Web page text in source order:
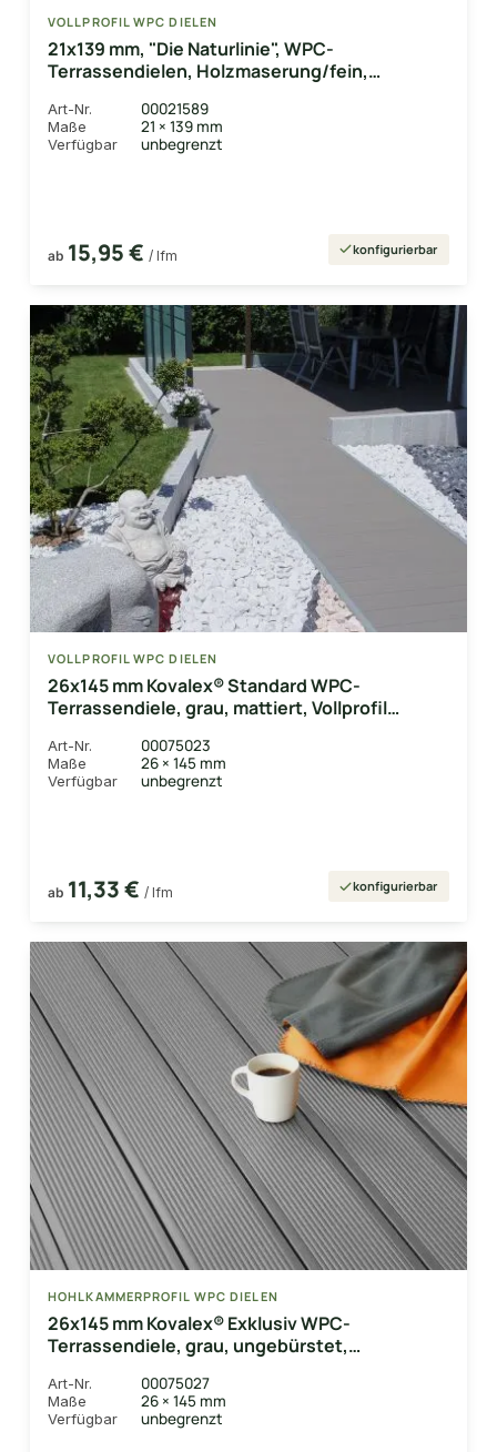
VOLLPROFIL WPC DIELEN
21x139 mm, "Die Naturlinie", WPC-
Terrassendielen, Holzmaserung/fein,
Art-Nr. 00021589
Maße 21 × 139 mm
Verfügbar unbegrenzt
ab 15,95 € / lfm konfigurierbar
VOLLPROFIL WPC DIELEN
26x145 mm Kovalex® Standard WPC-
Terrassendiele, grau, mattiert, Vollprofil
Art-Nr. 00075023
Maße 26 × 145 mm
Verfügbar unbegrenzt
ab 11,33 € / lfm konfigurierbar
HOHLKAMMERPROFIL WPC DIELEN
26x145 mm Kovalex® Exklusiv WPC-
Terrassendiele, grau, ungebürstet,
Profil: grob/fein
Art-Nr. 00075027
Maße 26 × 145 mm
Verfügbar unbegrenzt